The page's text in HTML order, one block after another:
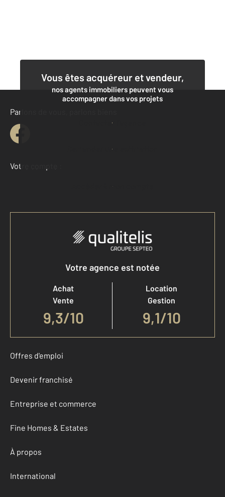
Vous êtes acquéreur et vendeur,
nos agents immobiliers peuvent vous
accompagner dans vos projets
Contacter l'agence
Demander une estimation
Parlons de vous, parlons biens
Votre compte :
Accéder à mon compte
Votre agence est notée
Achat
Vente
9,3/10
Location
Gestion
9,1/10
Offres d'emploi
Devenir franchisé
Entreprise et commerce
Fine Homes & Estates
À propos
International